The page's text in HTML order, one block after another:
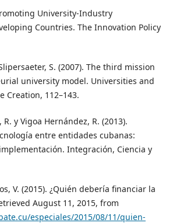
University-Industry
Countries. The Innovation Policy
S. (2007). The third mission
university model. Universities and
Creation, 112–143.
y Vigoa Hernández, R. (2013).
entre entidades cubanas:
Integración, Ciencia y
V. (2015). ¿Quién debería financiar la
August 11, 2015, from
especiales/2015/08/11/quien-